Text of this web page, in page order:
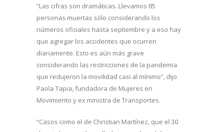
“Las cifras son dramáticas. Llevamos 85
personas muertas sólo considerando los
números oficiales hasta septiembre y a eso hay
que agregar los accidentes que ocurren
diariamente. Esto es aún más grave
considerando las restricciones de la pandemia
que redujeron la movilidad casi al mínimo”, dijo
Paola Tapia, fundadora de Mujeres en
Movimiento y ex ministra de Transportes.
“Casos como el de Christian Martínez, que el 30